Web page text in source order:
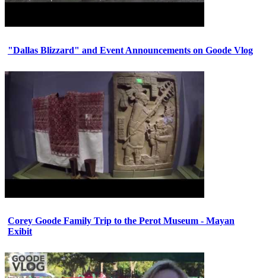
"Dallas Blizzard" and Event Announcements on Goode Vlog
Corey Goode Family Trip to the Perot Museum - Mayan
Exibit